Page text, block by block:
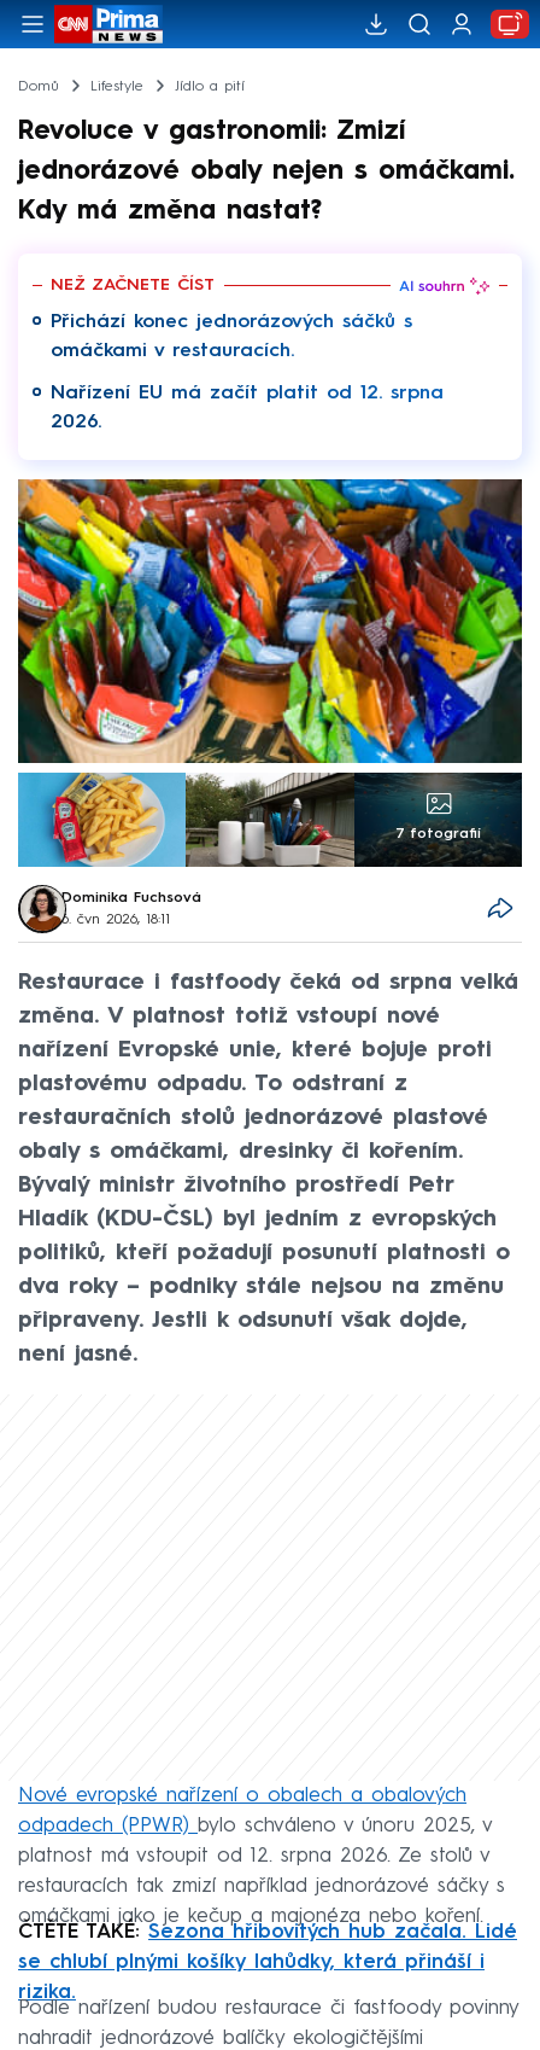
Domů Lifestyle Jídlo a pití
Revoluce v gastronomii: Zmizí
jednorázové obaly nejen s omáčkami.
Kdy má změna nastat?
NEŽ ZAČNETE ČÍST
Přichází konec jednorázových sáčků s
omáčkami v restauracích.
Nařízení EU má začít platit od 12. srpna
2026.
7 fotografií
Dominika Fuchsová
6. čvn 2026, 18:11
Restaurace i fastfoody čeká od srpna velká
změna. V platnost totiž vstoupí nové
nařízení Evropské unie, které bojuje proti
plastovému odpadu. To odstraní z
restauračních stolů jednorázové plastové
obaly s omáčkami, dresinky či kořením.
Bývalý ministr životního prostředí Petr
Hladík (KDU-ČSL) byl jedním z evropských
politiků, kteří požadují posunutí platnosti o
dva roky – podniky stále nejsou na změnu
připraveny. Jestli k odsunutí však dojde,
není jasné.
Nové evropské nařízení o obalech a obalových
odpadech (PPWR) bylo schváleno v únoru 2025, v
platnost má vstoupit od 12. srpna 2026. Ze stolů v
restauracích tak zmizí například jednorázové sáčky s
omáčkami jako je kečup a majonéza nebo koření.
ČTĚTE TAKÉ: Sezona hřibovitých hub začala. Lidé
se chlubí plnými košíky lahůdky, která přináší i
rizika.
Podle nařízení budou restaurace či fastfoody povinny
nahradit jednorázové balíčky ekologičtějšími